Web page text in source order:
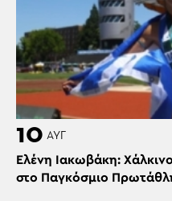
10 ΑΥΓ
Ελένη Ιακωβάκη:
στο Παγκόσμιο